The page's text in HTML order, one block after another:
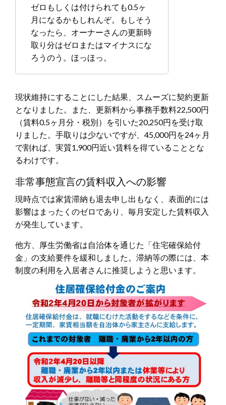
ゼロもしくは付けられても0.5ヶ
月になるかもしれんぞ。もしそう
なったら、オーナーさんの更新時
取り分はゼロまたはマイナスにな
ろうのう。ほっほっ。
現状維持にすることにした結果、スムーズに契約更新
となりました。また、更新料から事務手数料22,500円
（賃料0.5ヶ月分・税別）を引いた20,250円を受け取
りました。手取りは少ないですが、45,000円を24ヶ月
で割れば、実質1,900円近い賃料を得ていることとな
るわけです。
非常事態宣言の賃料収入への影響
現時点では家賃滞納も退去申し出もなく、表面的には
影響はまったくのゼロであり、毎月安定した賃料収入
が発生しています。
他方、厚生労働省は自治体を通じた「住宅確保給付
金」の支給要件を緩和しました。滞納等の際には、本
制度の利用を入居者さんに推奨しようと思います。